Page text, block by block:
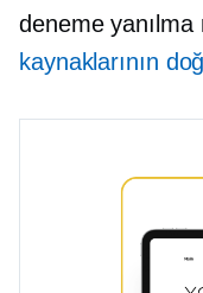
deneme yanılma
kaynaklarının